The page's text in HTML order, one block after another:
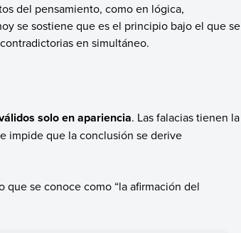
del pensamiento, como en lógica,
se sostiene que es el principio bajo el que se
en simultáneo.
solo en apariencia. Las falacias tienen la
impide que la conclusión se derive
que se conoce como “la afirmación del